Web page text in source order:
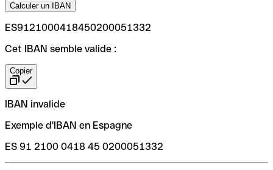
Calculer un IBAN
ES9121000418450200051332
Cet IBAN semble valide :
Copier
IBAN invalide
Exemple d'IBAN en Espagne
ES 91 2100 0418 45 0200051332